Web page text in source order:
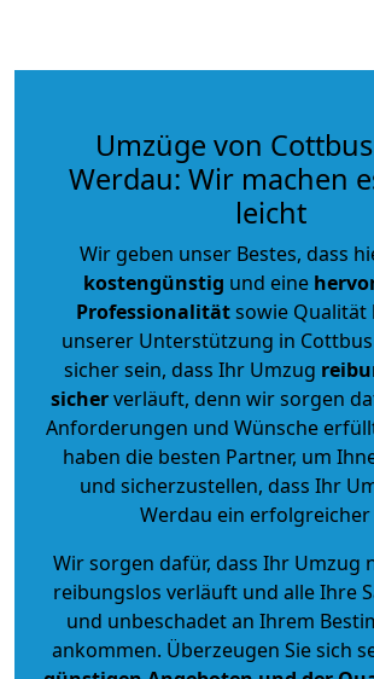
Umzüge von
Werdau: Wir machen
leicht
Wir geben unser Bestes, dass
kostengünstig und eine
Professionalitätsowie Qualität
unserer Unterstützung in
sicher sein, dass Ihr Umzug
sicherverläuft, denn wir sorgen
Anforderungen und Wünsche
haben die besten Partner, um
und sicherzustellen, dass Ihr
Werdau ein erfolgreicher
Wir sorgen dafür, dass Ihr Umzug
reibungslos verläuft und alle Ihre
und unbeschadet an Ihrem
ankommen. Überzeugen Sie sich